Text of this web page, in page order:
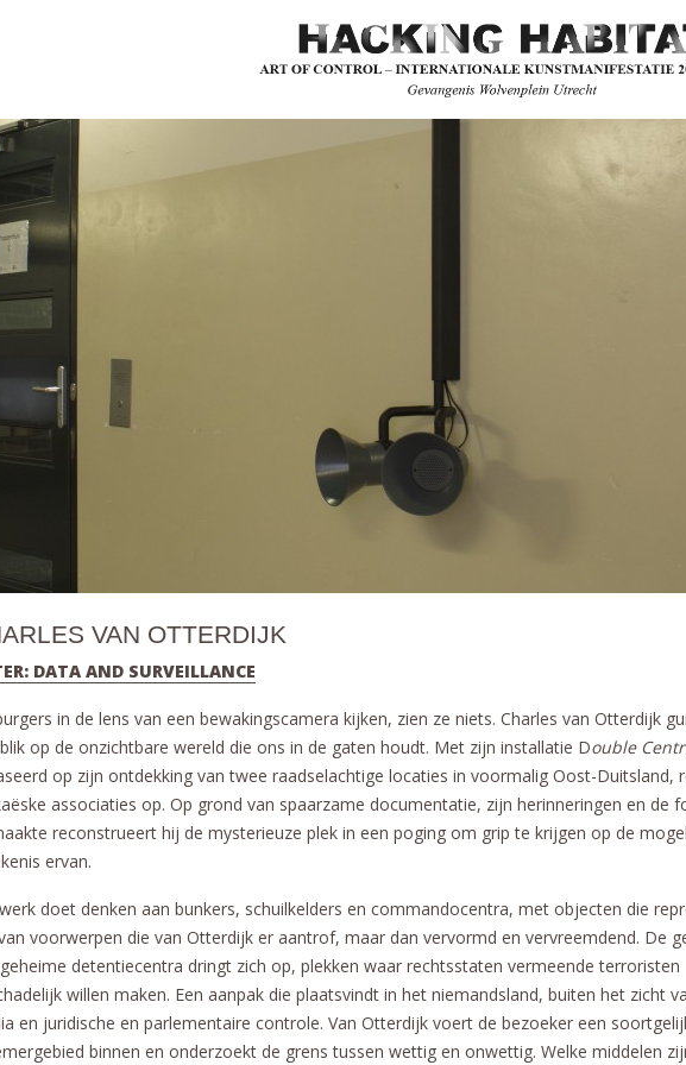
VAN OTTERDIJK
DATA AND SURVEILLANCE
in de lens van een bewakingscamera kijken, zien ze niets. Charles van Otterdijk
op de onzichtbare wereld die ons in de gaten houdt. Met zijn installatie Double
op zijn ontdekking van twee raadselachtige locaties in voormalig Oost-Duitsland,
associaties op. Op grond van spaarzame documentatie, zijn herinneringen en de
reconstrueert hij de mysterieuze plek in een poging om grip te krijgen op de
ervan.
doet denken aan bunkers, schuilkelders en commandocentra, met objecten die
voorwerpen die van Otterdijk er aantrof, maar dan vervormd en vervreemdend. De
detentiecentra dringt zich op, plekken waar rechtsstaten vermeende terroristen
willen maken. Een aanpak die plaatsvindt in het niemandsland, buiten het zicht
en juridische en parlementaire controle. Van Otterdijk voert de bezoeker een
binnen en onderzoekt de grens tussen wettig en onwettig. Welke middelen